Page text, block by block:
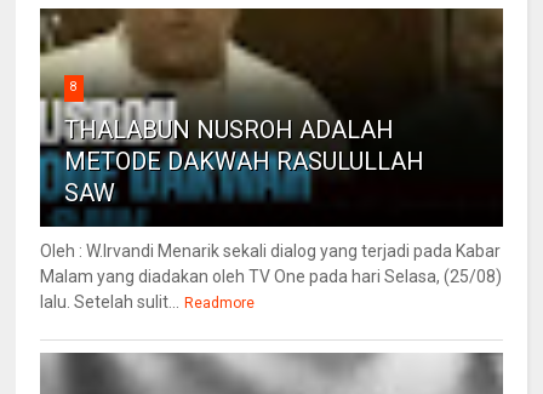
8
THALABUN NUSROH ADALAH
METODE DAKWAH RASULULLAH
SAW
Oleh : W.Irvandi Menarik sekali dialog yang terjadi pada Kabar
Malam yang diadakan oleh TV One pada hari Selasa, (25/08)
lalu. Setelah sulit... Readmore